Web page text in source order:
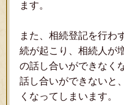
ます。
また、相続登記を行わ
続が起こり、相続人が
の話し合いができなく
話し合いができないと
くなってしまいます。